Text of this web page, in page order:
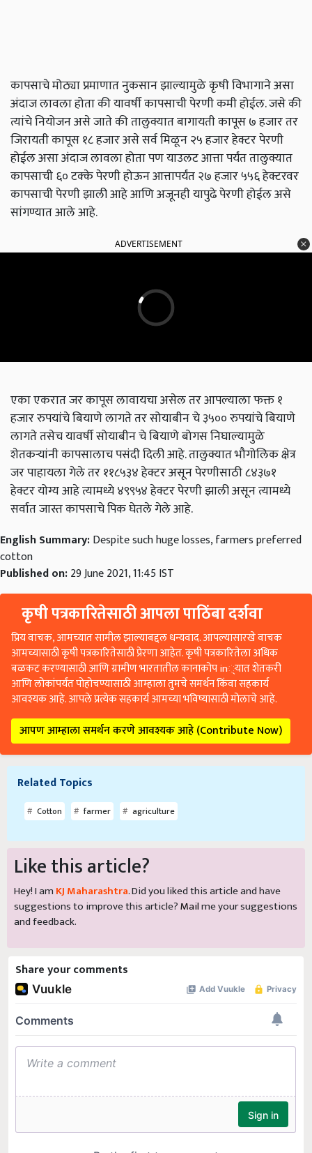
कापसाचे मोठ्या प्रमाणात नुकसान झाल्यामुळे कृषी विभागाने असा
अंदाज लावला होता की यावर्षी कापसाची पेरणी कमी होईल. जसे की
त्यांचे नियोजन असे जाते की तालुक्यात बागायती कापूस ७ हजार तर
जिरायती कापूस १८ हजार असे सर्व मिळून २५ हजार हेक्टर पेरणी
होईल असा अंदाज लावला होता पण याउलट आत्ता पर्यंत तालुक्यात
कापसाची ६० टक्के पेरणी होऊन आत्तापर्यंत २७ हजार ५५६ हेक्टरवर
कापसाची पेरणी झाली आहे आणि अजूनही यापुढे पेरणी होईल असे
सांगण्यात आले आहे.
ADVERTISEMENT
एका एकरात जर कापूस लावायचा असेल तर आपल्याला फक्त १
हजार रुपयांचे बियाणे लागते तर सोयाबीन चे ३५०० रुपयांचे बियाणे
लागते तसेच यावर्षी सोयाबीन चे बियाणे बोगस निघाल्यामुळे
शेतकऱ्यांनी कापसालाच पसंदी दिली आहे. तालुक्यात भौगोलिक क्षेत्र
जर पाहायला गेले तर ११८५३४ हेक्टर असून पेरणीसाठी ८४३७१
हेक्टर योग्य आहे त्यामध्ये ४९९५४ हेक्टर पेरणी झाली असून त्यामध्ये
सर्वात जास्त कापसाचे पिक घेतले गेले आहे.
English Summary:Despite such huge losses, farmers preferred
cotton
Published on:29 June 2021, 11:45 IST
कृषी पत्रकारितेसाठी आपला पाठिंबा दर्शवा
प्रिय वाचक, आमच्यात सामील झाल्याबद्दल धन्यवाद. आपल्यासारखे वाचक
आमच्यासाठी कृषी पत्रकारितेसाठी प्रेरणा आहेत. कृषी पत्रकारितेला अधिक
बळकट करण्यासाठी आणि ग्रामीण भारतातील कानाकोप in्यात शेतकरी
आणि लोकांपर्यंत पोहोचण्यासाठी आम्हाला तुमचे समर्थन किंवा सहकार्य
आवश्यक आहे. आपले प्रत्येक सहकार्य आमच्या भविष्यासाठी मोलाचे आहे.
आपण आम्हाला समर्थन करणे आवश्यक आहे (Contribute Now)
Related Topics
Cotton farmer agriculture
Like this article?
Hey! I am KJ Maharashtra. Did you liked this article and have
suggestions to improve this article?Mailme your suggestions
and feedback.
Share your comments